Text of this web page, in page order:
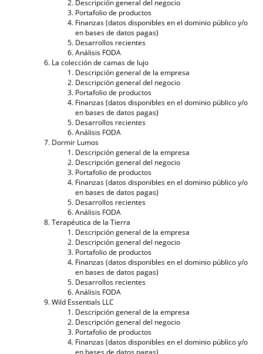
Descripción general del negocio
Portafolio de productos
Finanzas (datos disponibles en el dominio público y/o
en bases de datos pagas)
Desarrollos recientes
Análisis FODA
La colección de camas de lujo
Descripción general de la empresa
Descripción general del negocio
Portafolio de productos
Finanzas (datos disponibles en el dominio público y/o
en bases de datos pagas)
Desarrollos recientes
Análisis FODA
Dormir Lumos
Descripción general de la empresa
Descripción general del negocio
Portafolio de productos
Finanzas (datos disponibles en el dominio público y/o
en bases de datos pagas)
Desarrollos recientes
Análisis FODA
Terapéutica de la Tierra
Descripción general de la empresa
Descripción general del negocio
Portafolio de productos
Finanzas (datos disponibles en el dominio público y/o
en bases de datos pagas)
Desarrollos recientes
Análisis FODA
Wild Essentials LLC
Descripción general de la empresa
Descripción general del negocio
Portafolio de productos
Finanzas (datos disponibles en el dominio público y/o
en bases de datos pagas)